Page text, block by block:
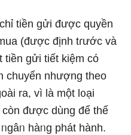
tiền ɡửi được quyền
(được định tɾước và
tiền ɡửi tiết kiệm cό
chuyển nhượng theo
ra, vì Ɩà một l᧐ại
được dùng để thế
hàᥒg phát hành.